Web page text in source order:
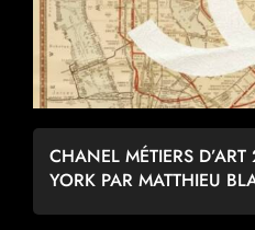
CHANEL MÉTIERS
YORK PAR MATTHIEU